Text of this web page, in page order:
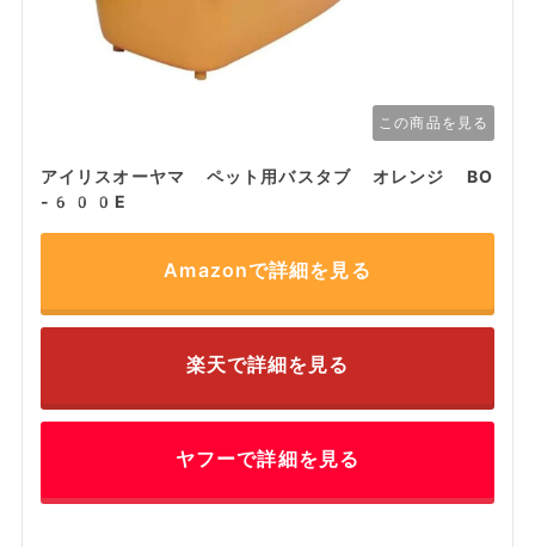
この商品を見る
アイリスオーヤマ ペット用バスタブ オレンジ BO
-600E
Amazonで詳細を見る
楽天で詳細を見る
ヤフーで詳細を見る